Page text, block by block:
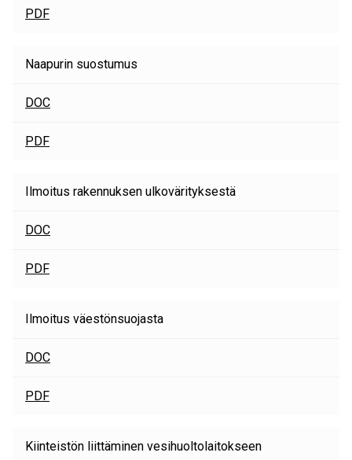
PDF
Naapurin suostumus
DOC
PDF
Ilmoitus rakennuksen ulkovärityksestä
DOC
PDF
Ilmoitus väestönsuojasta
DOC
PDF
Kiinteistön liittäminen vesihuoltolaitokseen